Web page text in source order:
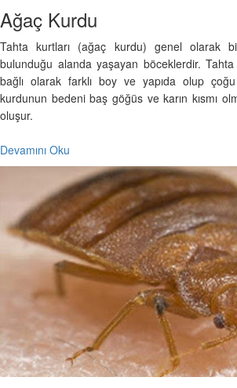
Ağaç Kurdu
Tahta kurtları (ağaç kurdu) genel olarak
bulunduğu alanda yaşayan böceklerdir. Tahta
bağlı olarak farklı boy ve yapıda olup
kurdunun bedeni baş göğüs ve karın kısmı
oluşur.
Devamını Oku